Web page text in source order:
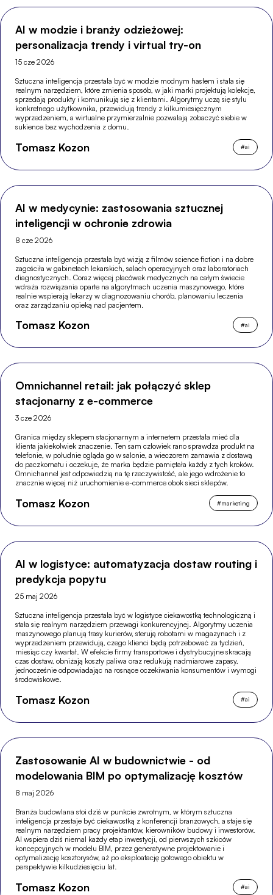
AI w modzie i branży odzieżowej:
personalizacja trendy i virtual try-on
15 cze 2026
Sztuczna inteligencja przestała być w modzie modnym hasłem i stała się
realnym narzędziem, które zmienia sposób, w jaki marki projektują kolekcje,
sprzedają produkty i komunikują się z klientami. Algorytmy uczą się stylu
konkretnego użytkownika, przewidują trendy z kilkumiesięcznym
wyprzedzeniem, a wirtualne przymierzalnie pozwalają zobaczyć siebie w
sukience bez wychodzenia z domu.
Tomasz Kozon #ai
AI w medycynie: zastosowania sztucznej
inteligencji w ochronie zdrowia
8 cze 2026
Sztuczna inteligencja przestała być wizją z filmów science fiction i na dobre
zagościła w gabinetach lekarskich, salach operacyjnych oraz laboratoriach
diagnostycznych. Coraz więcej placówek medycznych na całym świecie
wdraża rozwiązania oparte na algorytmach uczenia maszynowego, które
realnie wspierają lekarzy w diagnozowaniu chorób, planowaniu leczenia
oraz zarządzaniu opieką nad pacjentem.
Tomasz Kozon #ai
Omnichannel retail: jak połączyć sklep
stacjonarny z e-commerce
3 cze 2026
Granica między sklepem stacjonarnym a internetem przestała mieć dla
klienta jakiekolwiek znaczenie. Ten sam człowiek rano sprawdza produkt na
telefonie, w południe ogląda go w salonie, a wieczorem zamawia z dostawą
do paczkomatu i oczekuje, że marka będzie pamiętała każdy z tych kroków.
Omnichannel jest odpowiedzią na tę rzeczywistość, ale jego wdrożenie to
znacznie więcej niż uruchomienie e-commerce obok sieci sklepów.
Tomasz Kozon #marketing
AI w logistyce: automatyzacja dostaw routing i
predykcja popytu
25 maj 2026
Sztuczna inteligencja przestała być w logistyce ciekawostką technologiczną i
stała się realnym narzędziem przewagi konkurencyjnej. Algorytmy uczenia
maszynowego planują trasy kurierów, sterują robotami w magazynach i z
wyprzedzeniem przewidują, czego klienci będą potrzebować za tydzień,
miesiąc czy kwartał. W efekcie firmy transportowe i dystrybucyjne skracają
czas dostaw, obniżają koszty paliwa oraz redukują nadmiarowe zapasy,
jednocześnie odpowiadając na rosnące oczekiwania konsumentów i wymogi
środowiskowe.
Tomasz Kozon #ai
Zastosowanie AI w budownictwie - od
modelowania BIM po optymalizację kosztów
8 maj 2026
Branża budowlana stoi dziś w punkcie zwrotnym, w którym sztuczna
inteligencja przestaje być ciekawostką z konferencji branżowych, a staje się
realnym narzędziem pracy projektantów, kierowników budowy i inwestorów.
AI wspiera dziś niemal każdy etap inwestycji, od pierwszych szkiców
koncepcyjnych w modelu BIM, przez generatywne projektowanie i
optymalizację kosztorysów, aż po eksploatację gotowego obiektu w
perspektywie kilkudziesięciu lat.
Tomasz Kozon #ai